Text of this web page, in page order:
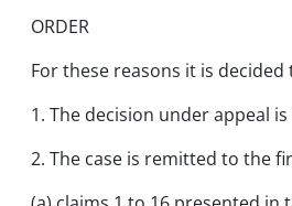
ORDER
For these reasons it is decided
1. The decision under appeal is
2. The case is remitted to the